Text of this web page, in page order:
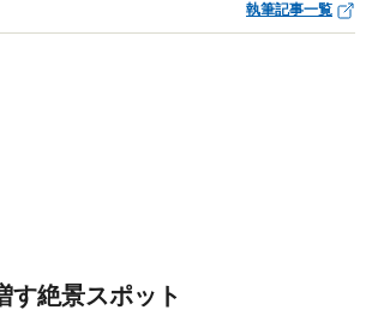
執筆記事一覧
す絶景スポット